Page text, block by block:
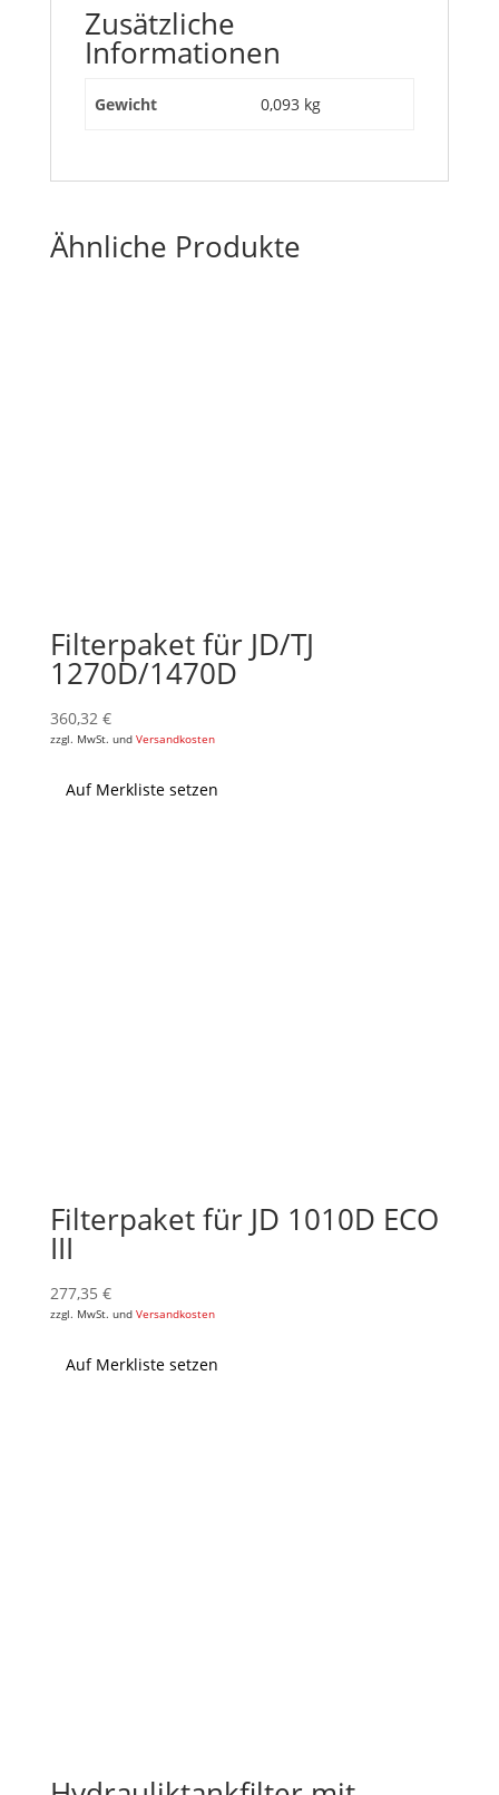
Zusätzliche
Informationen
Gewicht 0,093 kg
Ähnliche Produkte
Filterpaket für JD/TJ
1270D/1470D
360,32 €
zzgl. MwSt. und Versandkosten
Auf Merkliste setzen
Filterpaket für JD 1010D ECO
III
277,35 €
zzgl. MwSt. und Versandkosten
Auf Merkliste setzen